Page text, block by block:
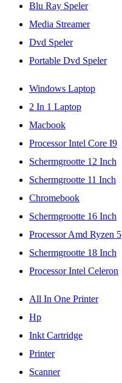
Blu Ray Speler
Media Streamer
Dvd Speler
Portable Dvd Speler
Windows Laptop
2 In 1 Laptop
Macbook
Processor Intel Core I9
Schermgrootte 12 Inch
Schermgrootte 11 Inch
Chromebook
Schermgrootte 16 Inch
Processor Amd Ryzen 5
Schermgrootte 18 Inch
Processor Intel Celeron
All In One Printer
Hp
Inkt Cartridge
Printer
Scanner